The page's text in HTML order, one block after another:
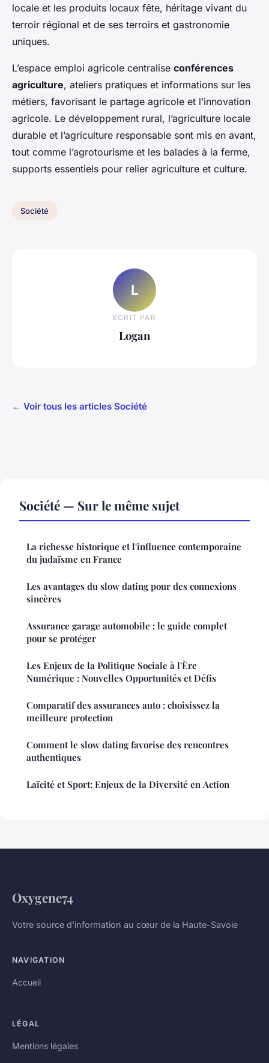
locale et les produits locaux fête, héritage vivant du
terroir régional et de ses terroirs et gastronomie
uniques.
L’espace emploi agricole centralise conférences
agriculture, ateliers pratiques et informations sur les
métiers, favorisant le partage agricole et l’innovation
agricole. Le développement rural, l’agriculture locale
durable et l’agriculture responsable sont mis en avant,
tout comme l’agrotourisme et les balades à la ferme,
supports essentiels pour relier agriculture et culture.
Société
L
ECRIT PAR
Logan
← Voir tous les articles Société
Société — Sur le même sujet
La richesse historique et l'influence contemporaine
du judaïsme en France
Les avantages du slow dating pour des connexions
sincères
Assurance garage automobile : le guide complet
pour se protéger
Les Enjeux de la Politique Sociale à l'Ère
Numérique : Nouvelles Opportunités et Défis
Comparatif des assurances auto : choisissez la
meilleure protection
Comment le slow dating favorise des rencontres
authentiques
Laïcité et Sport: Enjeux de la Diversité en Action
Oxygene74
Votre source d'information au cœur de la Haute-Savoie
NAVIGATION
Accueil
LÉGAL
Mentions légales